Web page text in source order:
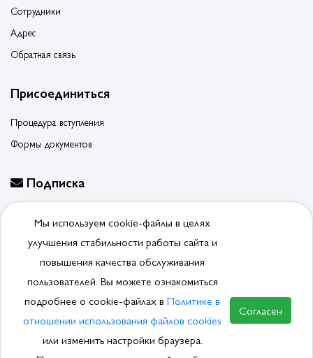
Сотрудники
Адрес
Обратная связь
Присоединиться
Процедура вступления
Формы документов
Подписка
Отписаться от рассылки
© 2026, Ассоциация производителей и поставщиков
сантехники.Политика обработки ПДн
Мы используем cookie-файлы в целях
улучшения стабильности работы сайта и
повышения качества обслуживания
пользователей. Вы можете ознакомиться
подробнее о cookie-файлах в Политике в
отношении использования файлов cookies
или изменить настройки браузера.
Согласен